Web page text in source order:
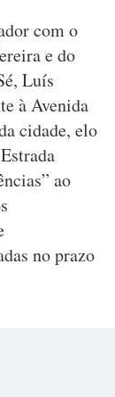
com o
e do
Luís
à Avenida
cidade, elo
ao
no prazo